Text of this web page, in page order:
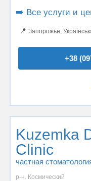
➡️ Все услуги и
📍 Запорожье,
+38
Kuzemka
Clinic
частная
р-н. Космический